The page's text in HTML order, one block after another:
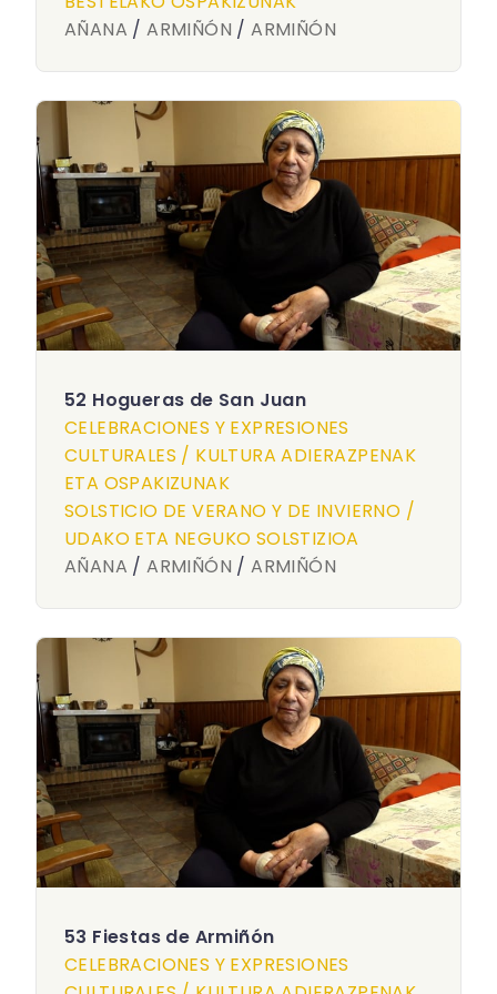
AÑANA /ARMIÑÓN /ARMIÑÓN
52 Hogueras de San Juan
CELEBRACIONES Y EXPRESIONES
CULTURALES / KULTURA ADIERAZPENAK
ETA OSPAKIZUNAK
SOLSTICIO DE VERANO Y DE INVIERNO /
UDAKO ETA NEGUKO SOLSTIZIOA
AÑANA /ARMIÑÓN /ARMIÑÓN
53 Fiestas de Armiñón
CELEBRACIONES Y EXPRESIONES